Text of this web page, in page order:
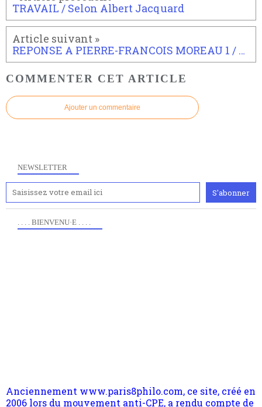
TRAVAIL / Selon Albert Jacquard
REPONSE A PIERRE-FRANCOIS MOREAU 1 / Sortir du spinozisme
COMMENTER CET ARTICLE
Ajouter un commentaire
NEWSLETTER
. . . . BIENVENU·E . . . .
l'actualité et de l'expérimentation à Paris 8. Il